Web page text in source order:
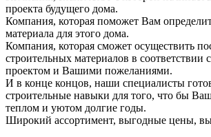
проекта будущего дома.
Компания, которая поможет Вам
материала для этого дома.
Компания, которая сможет осуществить
строительных материалов в
проектом и Вашими пожеланиями.
И в конце концов, наши специалисты
строительные навыки для того, что бы
теплом и уютом долгие годы.
Широкий ассортимент, выгодные цены,